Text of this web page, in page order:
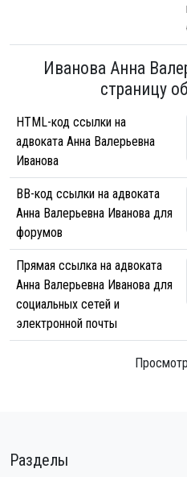
Иванова Анна
страницу
HTML-код ссылки на
адвоката Анна Валерьевна
Иванова
BB-код ссылки на адвоката
Анна Валерьевна Иванова для
форумов
Прямая ссылка на адвоката
Анна Валерьевна Иванова для
социальных сетей и
электронной почты
Разделы